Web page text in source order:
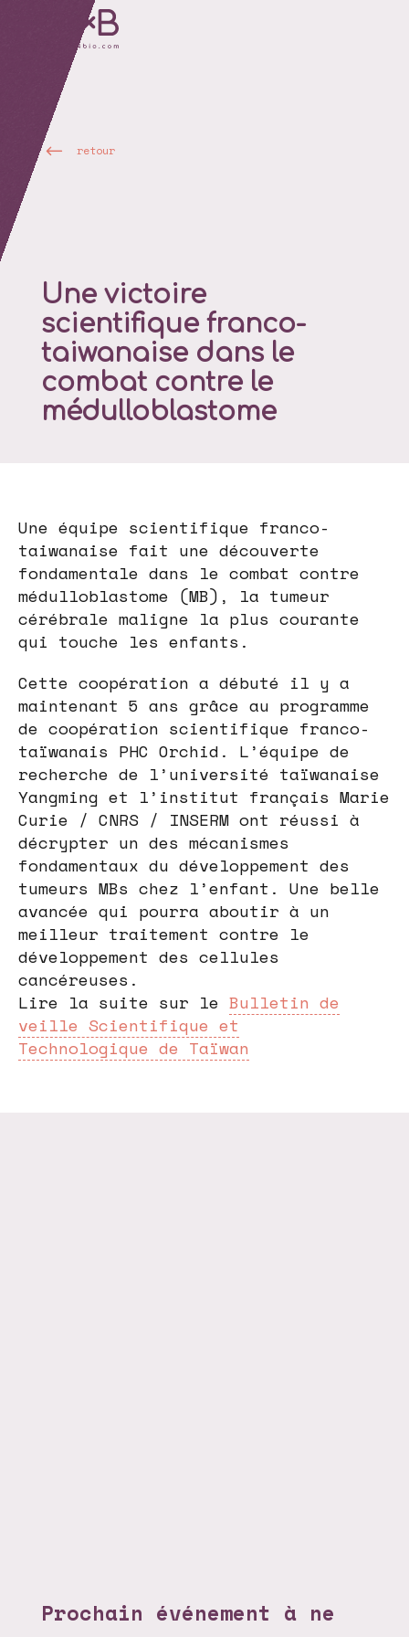
retour
Une victoire
scientifique franco-
taiwanaise dans le
combat contre le
médulloblastome
Une équipe scientifique franco-
taiwanaise fait une découverte
fondamentale dans le combat contre
médulloblastome (MB), la tumeur
cérébrale maligne la plus courante
qui touche les enfants.
Cette coopération a débuté il y a
maintenant 5 ans grâce au programme
de coopération scientifique franco-
taïwanais PHC Orchid. L’équipe de
recherche de l’université taïwanaise
Yangming et l’institut français Marie
Curie / CNRS / INSERM ont réussi à
décrypter un des mécanismes
fondamentaux du développement des
tumeurs MBs chez l’enfant. Une belle
avancée qui pourra aboutir à un
meilleur traitement contre le
développement des cellules
cancéreuses.
Lire la suite sur le Bulletin de
veille Scientifique et
Technologique de Taïwan
Prochain événement à ne